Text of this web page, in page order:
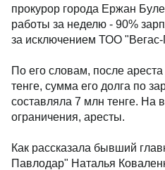
прокурор города Ержан
работы за неделю - 90%
за исключением ТОО
По его словам, после
тенге, сумма его долга по
составляла 7 млн тенге. На
ограничения, аресты.
Как рассказала бывший
Павлодар" Наталья